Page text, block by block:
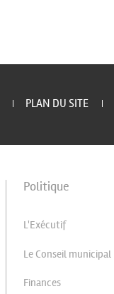
PLAN DU SITE
Politique
L'Exécutif
Le Conseil municipal
Finances